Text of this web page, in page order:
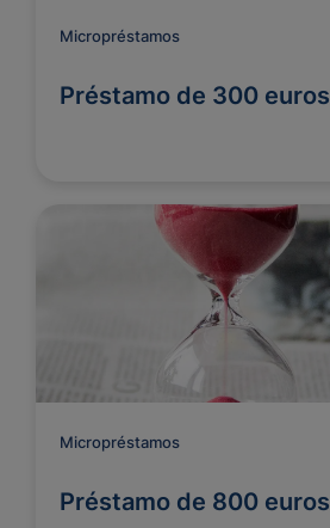
Micropréstamos
Préstamo de 300 euros
Micropréstamos
Préstamo de 800 euros